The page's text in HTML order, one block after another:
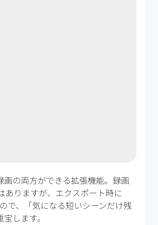
画の両方ができる拡張機能。録画
ありますが、エクスポート時に
で、「気になる短いシーンだけ残
します。